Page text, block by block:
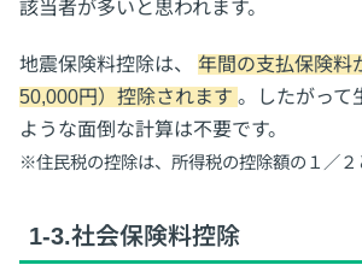
該当者が多いと思われます。
地震保険料控除は、 年間の支払保険料
50,000円）控除されます 。したがって
ような面倒な計算は不要です。
※住民税の控除は、所得税の控除額の１／２
1-3.社会保険料控除